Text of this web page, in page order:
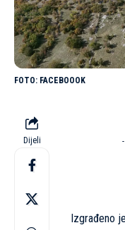
FACEBOOOK
Dijeli
Izgrađeno